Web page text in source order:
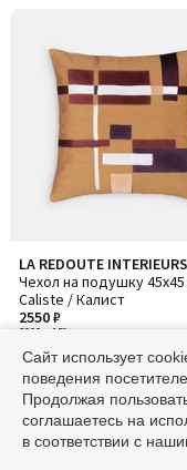
LA REDOUTE INTERIEURS
Чехол на подушку
Caliste / Калист
3000 ₽ -15%
2550 ₽
Сайт использует
поведения
Продолжая
соглашаетесь на
в соответствии с